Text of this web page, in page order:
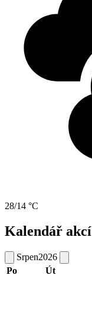
28/14 °C
Kalendář akcí
Srpen2026
Po
Út